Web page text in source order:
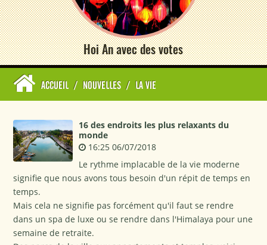
Hoi An avec des votes
ACCUEIL / NOUVELLES / LA VIE
16 des endroits les plus relaxants du
monde
16:25 06/07/2018
Le rythme implacable de la vie moderne
signifie que nous avons tous besoin d'un répit de temps en
temps.
Mais cela ne signifie pas forcément qu'il faut se rendre
dans un spa de luxe ou se rendre dans l'Himalaya pour une
semaine de retraite.